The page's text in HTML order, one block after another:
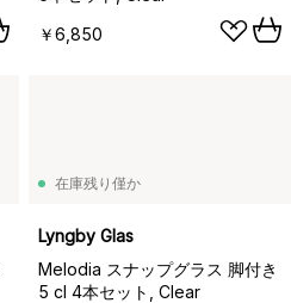
￥6,850
在庫残り僅か
Lyngby Glas
Melodia スナップグラス 脚付き
5 cl 4本セット, Clear